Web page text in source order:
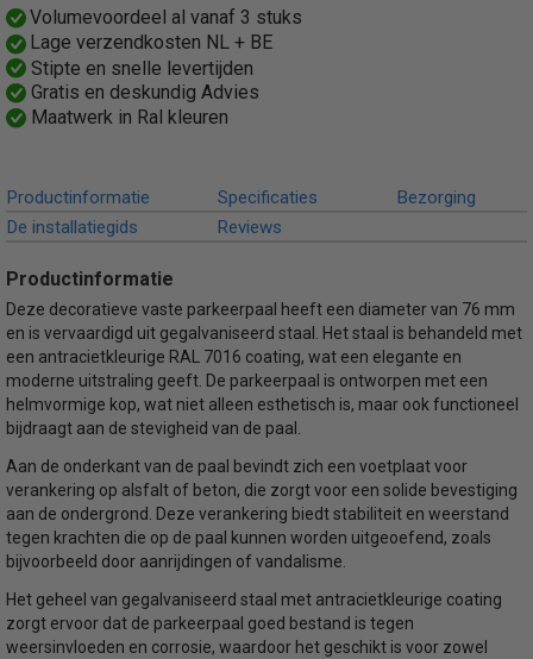
Productcode leverancier
477PB
Bruto gewicht
6,00 Kg
Volumevoordeel al vanaf 3 stuks
Lage verzendkosten NL + BE
Stipte en snelle levertijden
Gratis en deskundig Advies
Maatwerk in Ral kleuren
Productinformatie Specificaties
Bezorging
De installatiegids
Reviews
Productinformatie
Deze decoratieve vaste parkeerpaal heeft een diameter van 76 mm
en is vervaardigd uit gegalvaniseerd staal. Het staal is behandeld met
een antracietkleurige RAL 7016 coating, wat een elegante en
moderne uitstraling geeft. De parkeerpaal is ontworpen met een
helmvormige kop, wat niet alleen esthetisch is, maar ook functioneel
bijdraagt aan de stevigheid van de paal.
Aan de onderkant van de paal bevindt zich een voetplaat voor
verankering op alsfalt of beton, die zorgt voor een solide bevestiging
aan de ondergrond. Deze verankering biedt stabiliteit en weerstand
tegen krachten die op de paal kunnen worden uitgeoefend, zoals
bijvoorbeeld door aanrijdingen of vandalisme.
Het geheel van gegalvaniseerd staal met antracietkleurige coating
zorgt ervoor dat de parkeerpaal goed bestand is tegen
weersinvloeden en corrosie, waardoor het geschikt is voor zowel